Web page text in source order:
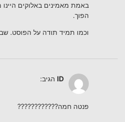
באמת מאמינים באלוקים היינו
וכמו תמיד תודה על הפוסט. שבת.
ID הגיב:
פנטה חמה????????????